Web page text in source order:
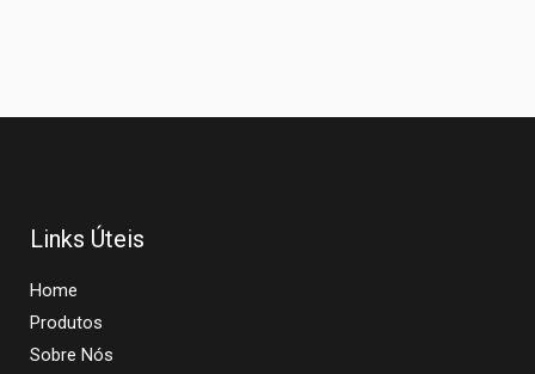
Links Úteis
Home
Produtos
Sobre Nós